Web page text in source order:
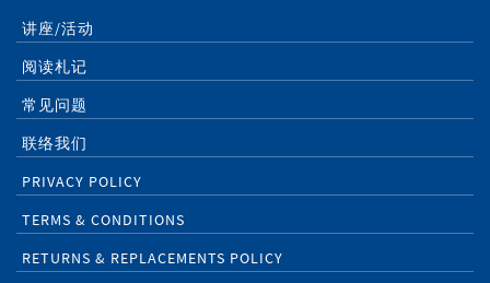
讲座/活动
阅读札记
常见问题
联络我们
PRIVACY POLICY
TERMS & CONDITIONS
RETURNS & REPLACEMENTS POLICY